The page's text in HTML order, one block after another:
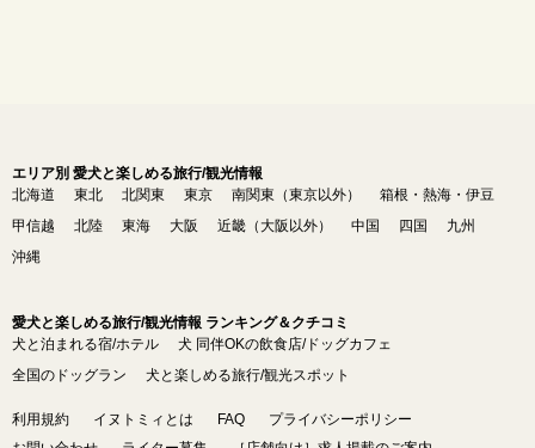
エリア別 愛犬と楽しめる旅行/観光情報
北海道
東北 北関東 東京 南関東（東京以外）
箱根・熱海・伊豆
甲信越
北陸 東海 大阪 近畿（大阪以外） 中国 四国
九州
沖縄
愛犬と楽しめる旅行/観光情報 ランキング＆クチコミ
犬と泊まれる宿/ホテル
犬 同伴OKの飲食店/ドッグカフェ
全国のドッグラン
犬と楽しめる旅行/観光スポット
利用規約 イヌトミィとは FAQ
プライバシーポリシー